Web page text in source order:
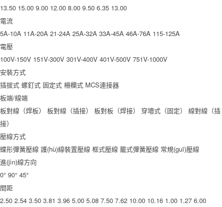
13.50 15.00 9.00 12.00 8.00 9.50 6.35 13.00
電流
5A-10A 11A-20A 21-24A 25A-32A 33A-45A 46A-76A 115-125A
電壓
100V-150V 151V-300V 301V-400V 401V-500V 751V-1000V
安裝方式
插拔式 螺釘式 固定式 柵欄式 MCS連接器
板端/線端
板對線（焊板）
板對線（插接） 板對板（焊接） 穿墻式（固定）
線對線（插
接）
壓線方式
蝶形彈簧壓線 護(hù)線裝置壓線 框式壓線 籠式彈簧壓線 常規(guī)壓線
進(jìn)線方向
0° 90° 45°
間距
2.50 2.54 3.50 3.81 3.96 5.00 5.08 7.50 7.62 10.00 10.16 1.00 1.27 6.00